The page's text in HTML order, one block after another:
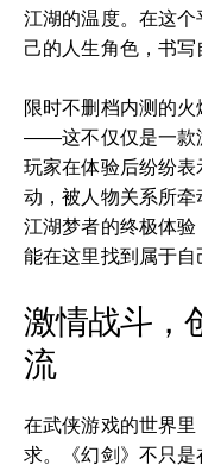
江湖的温度。在这
己的人生角色，书写
限时不删档内测的
——这不仅仅是一款
玩家在体验后纷纷
动，被人物关系所
江湖梦者的终极体
能在这里找到属于自
激情战斗，
流
在武侠游戏的世界
求。《幻剑》不只